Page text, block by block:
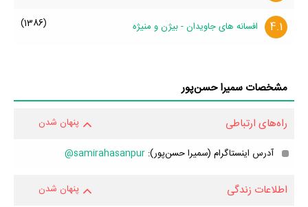
4.1 افسانه های جاویدان - بیژن و منیژه (1386)
مشخصات سمیرا حسن‌پور
راه‌های ارتباطی پنهان شدن
آدرس اینستاگرام (سمیرا حسن‌پور): samirahasanpur@
اطلاعات زندگی پنهان شدن